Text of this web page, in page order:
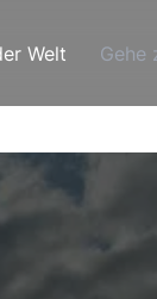
Welt Gehe